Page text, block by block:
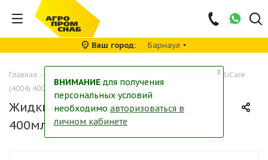
Ваш город Барнаул
Главная -
Жидкий ключ BiBiCare
(4004) 400мл
Жидкий ключ BiBiCare (4004)
400мл
╳
ВНИМАНИЕ для получения
персональных условий
необходимо авторизоваться в
личном кабинете